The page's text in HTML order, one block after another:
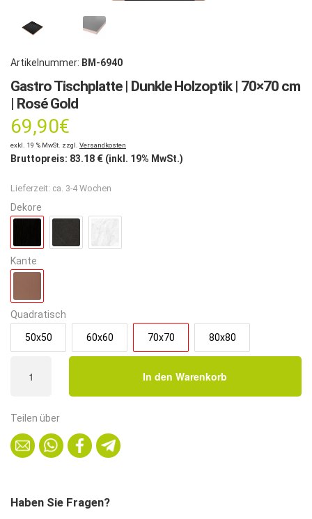
Artikelnummer: BM-6940
Gastro Tischplatte | Dunkle Holzoptik | 70×70 cm
| Rosé Gold
69,90€
exkl. 19 % MwSt. zzgl. Versandkosten
Bruttopreis: 83.18 € (inkl. 19% MwSt.)
Lieferzeit: ca. 3-4 Wochen
Dekore
Kante
Quadratisch
50x50 60x60 70x70 80x80
Tischplatte
Dunkle
|
70x70
Rosé
In den Warenkorb
Teilen über
Haben Sie Fragen?